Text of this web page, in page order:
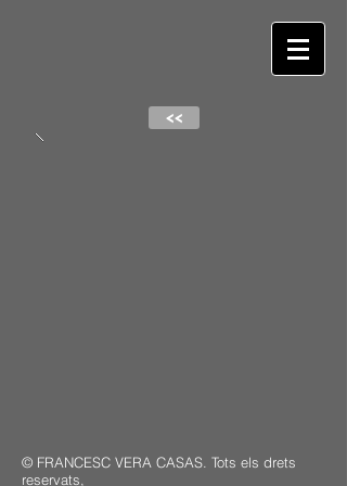
<<
© FRANCESC VERA CASAS. Tots els drets
reservats,